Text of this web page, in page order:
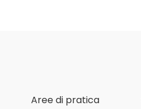
Aree di pratica